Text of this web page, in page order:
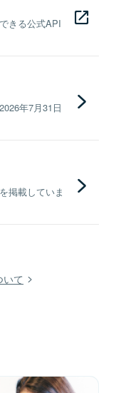
きる公式API
年7月31日
掲載していま
て